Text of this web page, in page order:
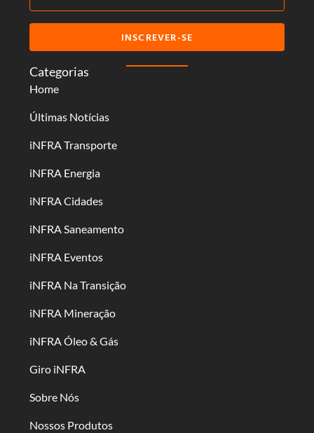
Categorias
Home
Últimas Notícias
iNFRA Transporte
iNFRA Energia
iNFRA Cidades
iNFRA Saneamento
iNFRA Eventos
iNFRA Na Transição
iNFRA Mineração
iNFRA Óleo & Gás
Giro iNFRA
Sobre Nós
Nossos Produtos
INSCREVER-SE